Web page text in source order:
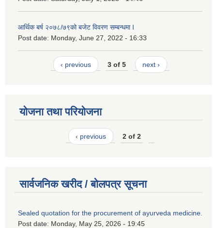
आर्थिक बर्ष २०७८/७९को बजेट विवरण सम्बन्धमा I
Post date: Monday, June 27, 2022 - 16:33
‹ previous 3 of 5 next ›
योजना तथा परियोजना
‹ previous 2 of 2
सार्वजनिक खरीद / बोलपत्र सूचना
Sealed quotation for the procurement of ayurveda medicine.
Post date: Monday, May 25, 2026 - 19:45